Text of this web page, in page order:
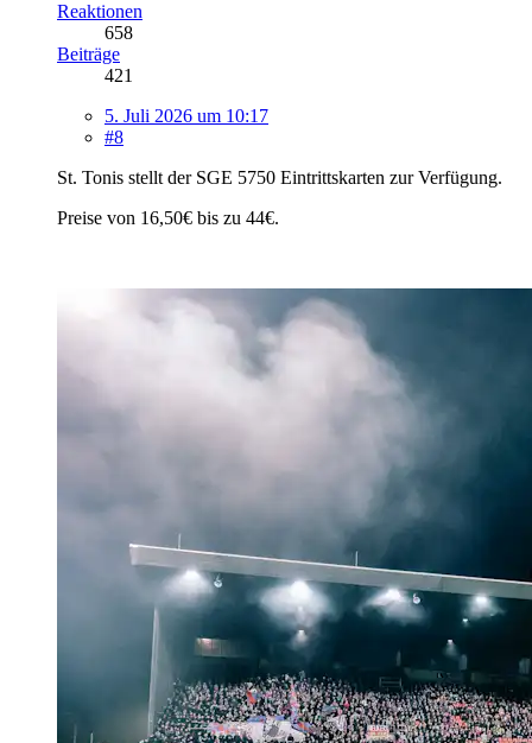
Reaktionen
658
Beiträge
421
5. Juli 2026 um 10:17
#8
St. Tonis stellt der SGE 5750 Eintrittskarten zur Verfügung.
Preise von 16,50€ bis zu 44€.